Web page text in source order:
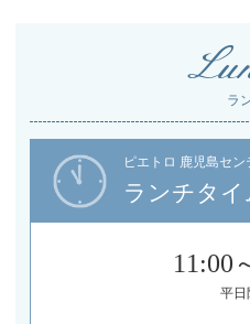
ラ
ピエトロ 鹿児島セン
ランチタイ
11:00
平日